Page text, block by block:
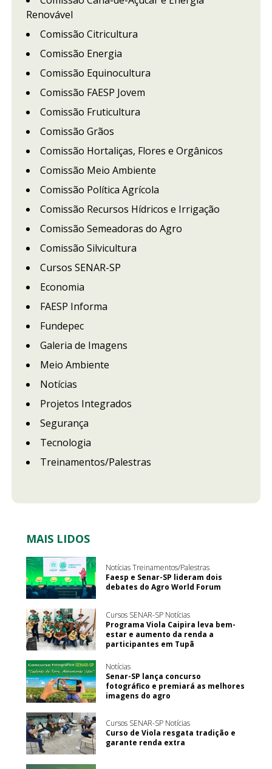
Renovável
Comissão Citricultura
Comissão Energia
Comissão Equinocultura
Comissão FAESP Jovem
Comissão Fruticultura
Comissão Grãos
Comissão Hortaliças, Flores e Orgânicos
Comissão Meio Ambiente
Comissão Política Agrícola
Comissão Recursos Hídricos e Irrigação
Comissão Semeadoras do Agro
Comissão Silvicultura
Cursos SENAR-SP
Economia
FAESP Informa
Fundepec
Galeria de Imagens
Meio Ambiente
Notícias
Projetos Integrados
Segurança
Tecnologia
Treinamentos/Palestras
MAIS LIDOS
Notícias Treinamentos/Palestras
Faesp e Senar-SP lideram dois
debates do Agro World Forum
Cursos SENAR-SP Notícias
Programa Viola Caipira leva bem-
estar e aumento da renda a
participantes em Tupã
Notícias
Senar-SP lança concurso
fotográfico e premiará as melhores
imagens do agro
Cursos SENAR-SP Notícias
Curso de Viola resgata tradição e
garante renda extra